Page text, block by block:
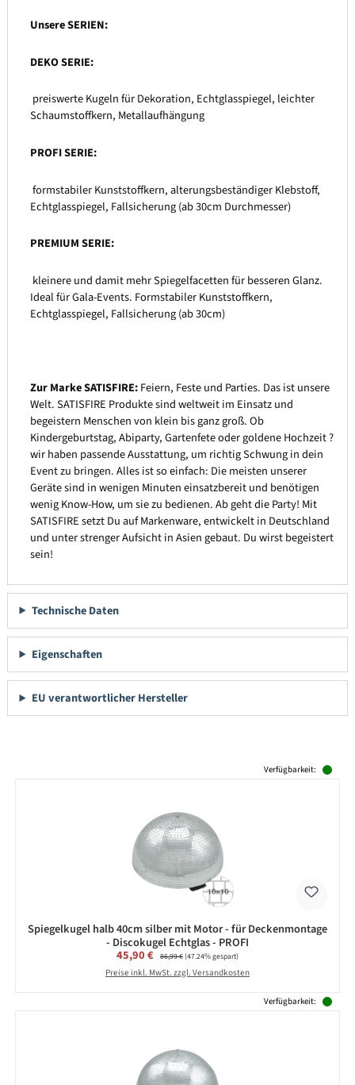
Unsere SERIEN:
DEKO SERIE:
preiswerte Kugeln für Dekoration, Echtglasspiegel, leichter
Schaumstoffkern, Metallaufhängung
PROFI SERIE:
formstabiler Kunststoffkern, alterungsbeständiger Klebstoff,
Echtglasspiegel, Fallsicherung (ab 30cm Durchmesser)
PREMIUM SERIE:
kleinere und damit mehr Spiegelfacetten für besseren Glanz.
Ideal für Gala-Events. Formstabiler Kunststoffkern,
Echtglasspiegel, Fallsicherung (ab 30cm)
Zur Marke SATISFIRE:Feiern, Feste und Parties. Das ist unsere
Welt. SATISFIRE Produkte sind weltweit im Einsatz und
begeistern Menschen von klein bis ganz groß. Ob
Kindergeburtstag, Abiparty, Gartenfete oder goldene Hochzeit ?
wir haben passende Ausstattung, um richtig Schwung in dein
Event zu bringen. Alles ist so einfach: Die meisten unserer
Geräte sind in wenigen Minuten einsatzbereit und benötigen
wenig Know-How, um sie zu bedienen. Ab geht die Party! Mit
SATISFIRE setzt Du auf Markenware, entwickelt in Deutschland
und unter strenger Aufsicht in Asien gebaut. Du wirst begeistert
sein!
Technische Daten
Eigenschaften
EU verantwortlicher Hersteller
Verfügbarkeit:
Spiegelkugel halb 40cm silber mit Motor - für Deckenmontage
- Discokugel Echtglas - PROFI
Verkaufspreis:
45,90 € Regulärer Preis:
86,99 €(47.24% gespart)
Preise inkl. MwSt. zzgl. Versandkosten
Verfügbarkeit: